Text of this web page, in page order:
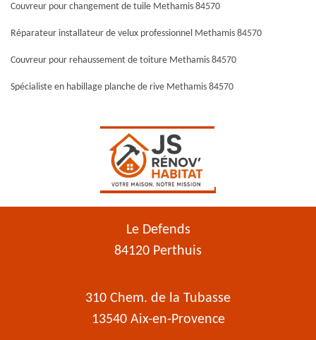
Couvreur pour changement de tuile Methamis 84570
Réparateur installateur de velux professionnel Methamis 84570
Couvreur pour rehaussement de toiture Methamis 84570
Spécialiste en habillage planche de rive Methamis 84570
Le Defends
84120 Perthuis
310 Chem. de la Tubasse
13540 Aix-en-Provence